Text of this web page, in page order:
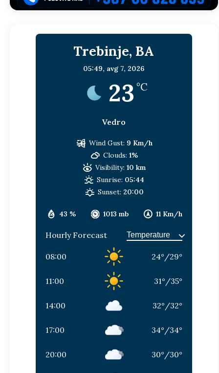
Trebinje, BA
05:49, avg 7, 2026
23 °C
Vedro
43 % 1013 mb 11 Km/h
Wind Gust: 9 Km/h
Clouds: 1%
Visibility: 10 km
Sunrise: 05:44
Sunset: 20:00
Hourly Forecast
08:00 24° /29°
11:00 31° /35°
14:00 32° /32°
17:00 34° /34°
20:00 30° /30°